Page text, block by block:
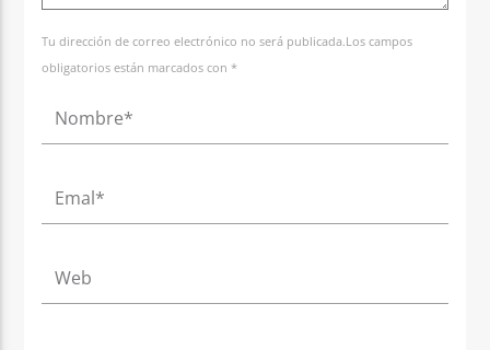
Tu dirección de correo electrónico no será publicada.Los campos
obligatorios están marcados con *